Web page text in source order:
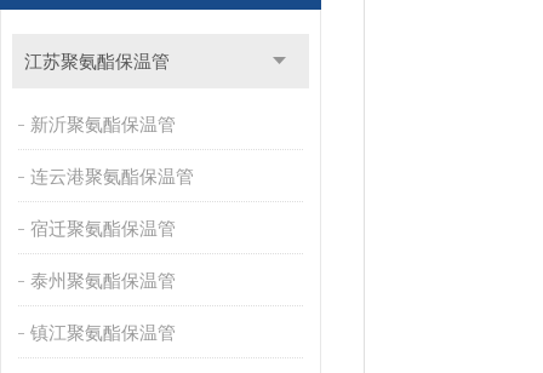
江苏聚氨酯保温管
新沂聚氨酯保温管
连云港聚氨酯保温管
宿迁聚氨酯保温管
泰州聚氨酯保温管
镇江聚氨酯保温管